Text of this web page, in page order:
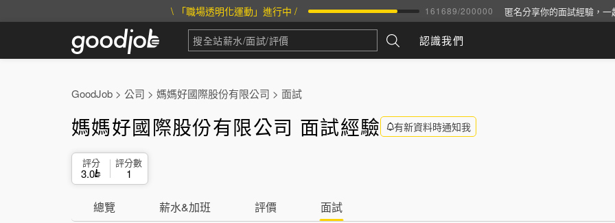
\ 「職場透明化運動」進行中 / 161689/200000 匿名分享你的面試經驗，
認識我們
GoodJob > 公司 > 媽媽好國際股份有限公司 > 面試
媽媽好國際股份有限公司 面試經驗 有新資料時通知我
評分
3.0
評分數
1
總覽 薪水&加班 評價 面試